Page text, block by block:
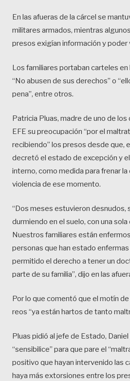
En las afueras de la cárcel se
militares armados, mientras
presos exigían información y poder
Los familiares portaban carteles en
“No abusen de sus derechos” o
pena”, entre otros.
Patricia Pluas, madre de uno de
EFE su preocupación “por el
recibiendo” los presos desde que,
decretó el estado de excepción y
interno, como medida para frenar
violencia de ese momento.
“Dos meses estuvieron desnudos,
durmiendo en el suelo, con una sola
Nuestros familiares están
personas que han estado enfermas
permitido el derecho a tener un
parte de su familia”, dijo en las
Por lo que comentó que el motín
reos “ya están hartos de tanto
Pluas pidió al jefe de Estado,
“sensibilice” para que pare el
positivo que hayan intervenido las
haya más extorsiones entre los